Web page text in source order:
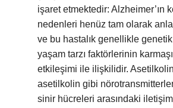
işaret etmektedir: Alzheimer’ın
nedenleri henüz tam olarak
ve bu hastalık genellikle
yaşam tarzı faktörlerinin
etkileşimi ile ilişkilidir.
asetilkolin gibi
sinir hücreleri arasındaki